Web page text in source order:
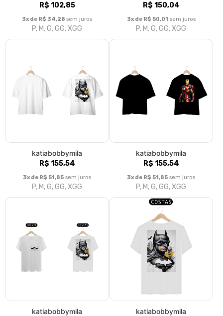
R$ 102,85
3x de R$ 34,28 sem juros
P, M, G, GG, XGG
R$ 150,04
3x de R$ 50,01 sem juros
P, M, G, GG, XGG
katiabobbymila
R$ 155,54
3x de R$ 51,85 sem juros
P, M, G, GG, XGG
katiabobbymila
R$ 155,54
3x de R$ 51,85 sem juros
P, M, G, GG, XGG
katiabobbymila
katiabobbymila